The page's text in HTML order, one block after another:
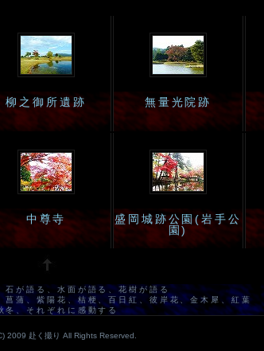
柳之御所遺跡 無量光院跡
中尊寺
盛岡城跡公園(岩手公
園)
石が語る、水面が語る、花樹が語る
菖蒲、紫陽花、桔梗、百日紅、彼岸花、金木犀、紅葉
冬、それぞれに感動する
2009 赴く撮り All Rights Reserved.